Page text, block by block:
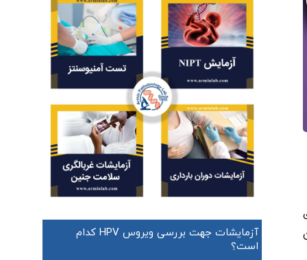
آزمایشات جهت بررسی ویروس HPV کدام
است؟